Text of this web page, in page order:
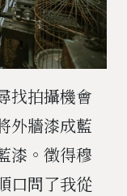
找拍攝機會
外牆漆成藍
漆。徵得穆
口問了我從